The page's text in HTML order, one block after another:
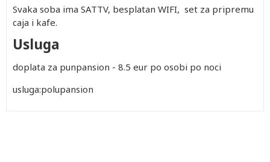
Svaka soba ima SATTV, besplatan WIFI, set za pripremu
caja i kafe.
Usluga
doplata za punpansion - 8.5 eur po osobi po noci
usluga:polupansion